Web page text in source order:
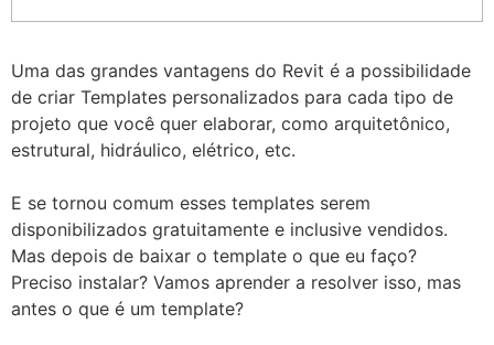
Uma das grandes vantagens do Revit é a possibilidade
de criar Templates personalizados para cada tipo de
projeto que você quer elaborar, como arquitetônico,
estrutural, hidráulico, elétrico, etc.
E se tornou comum esses templates serem
disponibilizados gratuitamente e inclusive vendidos.
Mas depois de baixar o template o que eu faço?
Preciso instalar? Vamos aprender a resolver isso, mas
antes o que é um template?